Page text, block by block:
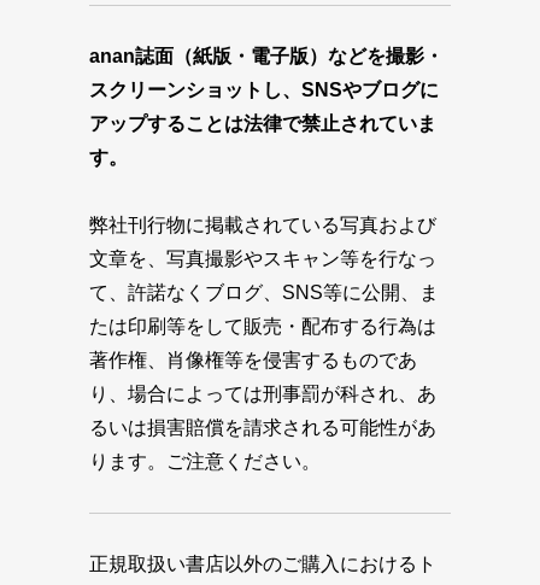
anan誌面（紙版・電子版）などを撮影・
スクリーンショットし、SNSやブログに
アップすることは法律で禁止されていま
す。
弊社刊行物に掲載されている写真および
文章を、写真撮影やスキャン等を行なっ
て、許諾なくブログ、SNS等に公開、ま
たは印刷等をして販売・配布する行為は
著作権、肖像権等を侵害するものであ
り、場合によっては刑事罰が科され、あ
るいは損害賠償を請求される可能性があ
ります。ご注意ください。
正規取扱い書店以外のご購入におけるト